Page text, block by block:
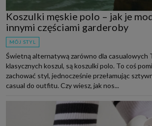
Koszulki męskie polo – jak je
innymi częściami garderoby
MÓJ STYL
Świetną alternatywą zarówno dla casualowych
klasycznych koszul, są koszulki polo. To coś
zachować styl, jednocześnie przełamując
casual do outfitu. Czy wiesz, jak nos...